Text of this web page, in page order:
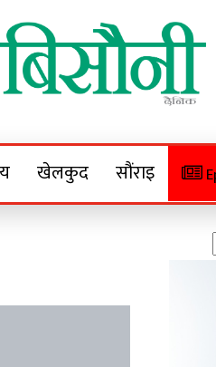
खेलकुद सौंराइ